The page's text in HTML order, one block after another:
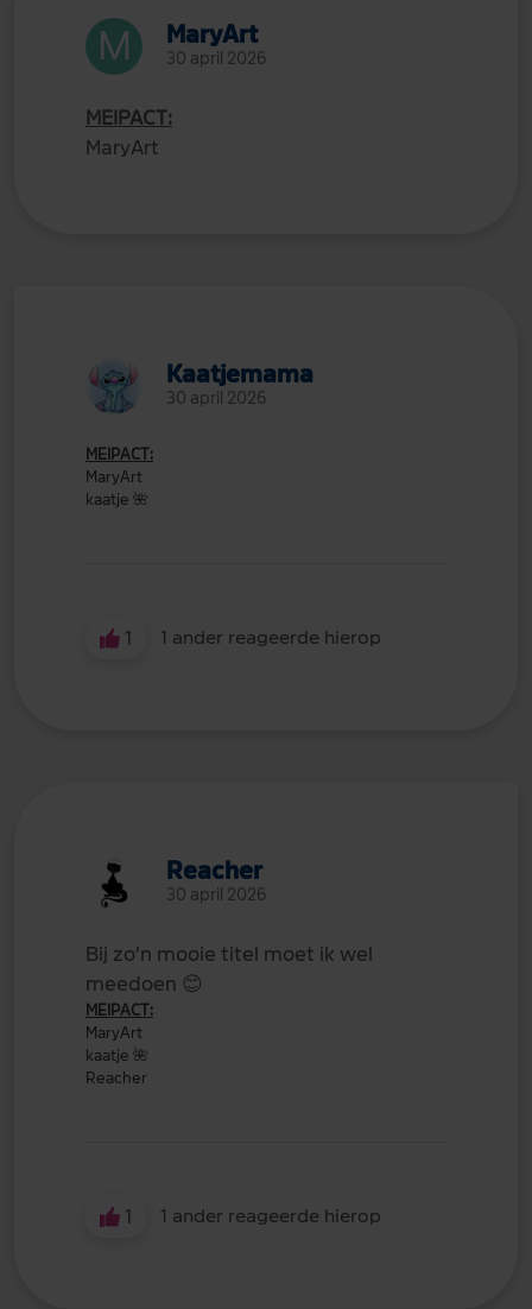
MaryArt
30 april 2026
MEIPACT:
MaryArt
Kaatjemama
30 april 2026
MEIPACT:
MaryArt
kaatje 🌺
1 1 ander reageerde hierop
Reacher
30 april 2026
Bij zo’n mooie titel moet ik wel
meedoen 😊
MEIPACT:
MaryArt
kaatje 🌺
Reacher
1 1 ander reageerde hierop